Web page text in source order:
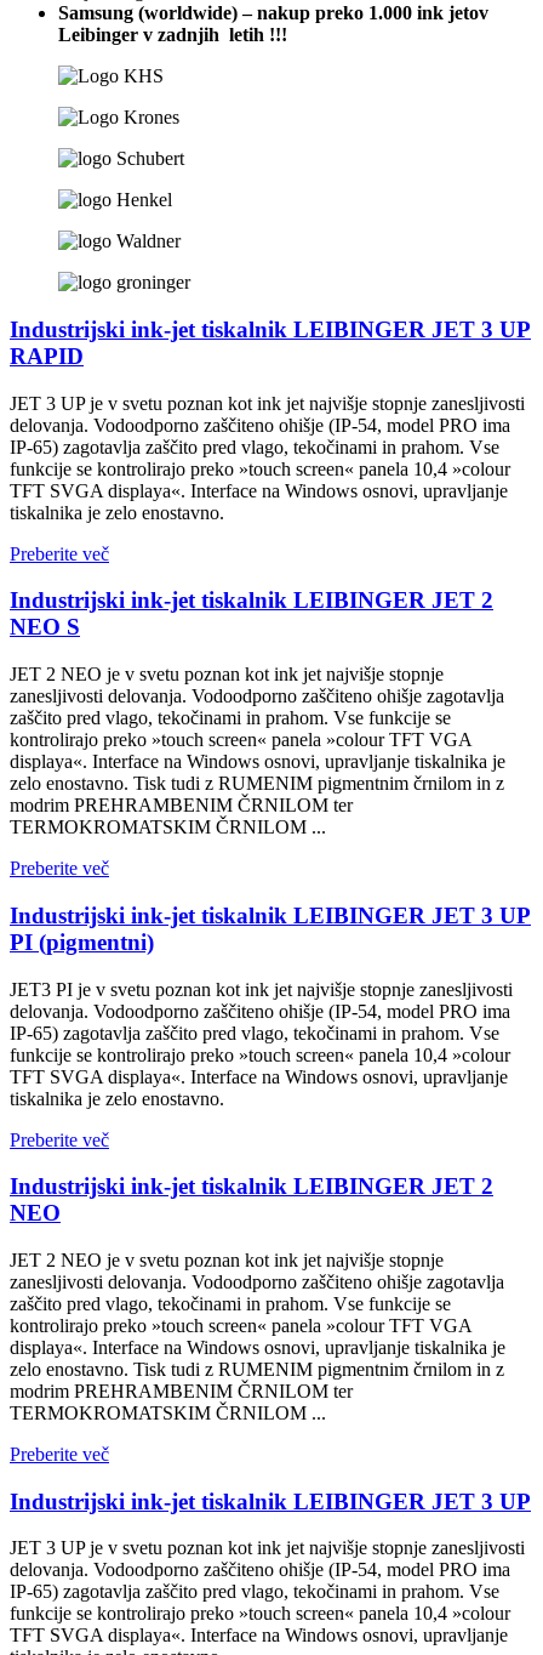
Samsung (worldwide) – nakup preko 1.000 ink jetov
Leibinger v zadnjih letih !!!
Industrijski ink-jet tiskalnik LEIBINGER JET 3 UP
RAPID
JET 3 UP je v svetu poznan kot ink jet najvišje stopnje zanesljivosti
delovanja. Vodoodporno zaščiteno ohišje (IP-54, model PRO ima
IP-65) zagotavlja zaščito pred vlago, tekočinami in prahom. Vse
funkcije se kontrolirajo preko »touch screen« panela 10,4 »colour
TFT SVGA displaya«. Interface na Windows osnovi, upravljanje
tiskalnika je zelo enostavno.
Preberite več
Industrijski ink-jet tiskalnik LEIBINGER JET 2
NEO S
JET 2 NEO je v svetu poznan kot ink jet najvišje stopnje
zanesljivosti delovanja. Vodoodporno zaščiteno ohišje zagotavlja
zaščito pred vlago, tekočinami in prahom. Vse funkcije se
kontrolirajo preko »touch screen« panela »colour TFT VGA
displaya«. Interface na Windows osnovi, upravljanje tiskalnika je
zelo enostavno. Tisk tudi z RUMENIM pigmentnim črnilom in z
modrim PREHRAMBENIM ČRNILOM ter
TERMOKROMATSKIM ČRNILOM ...
Preberite več
Industrijski ink-jet tiskalnik LEIBINGER JET 3 UP
PI (pigmentni)
JET3 PI je v svetu poznan kot ink jet najvišje stopnje zanesljivosti
delovanja. Vodoodporno zaščiteno ohišje (IP-54, model PRO ima
IP-65) zagotavlja zaščito pred vlago, tekočinami in prahom. Vse
funkcije se kontrolirajo preko »touch screen« panela 10,4 »colour
TFT SVGA displaya«. Interface na Windows osnovi, upravljanje
tiskalnika je zelo enostavno.
Preberite več
Industrijski ink-jet tiskalnik LEIBINGER JET 2
NEO
JET 2 NEO je v svetu poznan kot ink jet najvišje stopnje
zanesljivosti delovanja. Vodoodporno zaščiteno ohišje zagotavlja
zaščito pred vlago, tekočinami in prahom. Vse funkcije se
kontrolirajo preko »touch screen« panela »colour TFT VGA
displaya«. Interface na Windows osnovi, upravljanje tiskalnika je
zelo enostavno. Tisk tudi z RUMENIM pigmentnim črnilom in z
modrim PREHRAMBENIM ČRNILOM ter
TERMOKROMATSKIM ČRNILOM ...
Preberite več
Industrijski ink-jet tiskalnik LEIBINGER JET 3 UP
JET 3 UP je v svetu poznan kot ink jet najvišje stopnje zanesljivosti
delovanja. Vodoodporno zaščiteno ohišje (IP-54, model PRO ima
IP-65) zagotavlja zaščito pred vlago, tekočinami in prahom. Vse
funkcije se kontrolirajo preko »touch screen« panela 10,4 »colour
TFT SVGA displaya«. Interface na Windows osnovi, upravljanje